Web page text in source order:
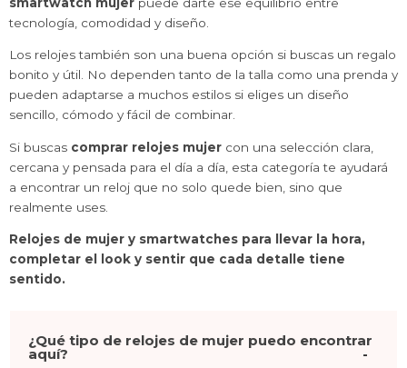
tecnología, comodidad y diseño.
Los relojes también son una buena opción si buscas un regalo
bonito y útil. No dependen tanto de la talla como una prenda y
pueden adaptarse a muchos estilos si eliges un diseño
sencillo, cómodo y fácil de combinar.
Si buscas comprar relojes mujer con una selección clara,
cercana y pensada para el día a día, esta categoría te ayudará
a encontrar un reloj que no solo quede bien, sino que
realmente uses.
Relojes de mujer y smartwatches para llevar la hora,
completar el look y sentir que cada detalle tiene
sentido.
¿Qué tipo de relojes de mujer puedo encontrar
aquí?